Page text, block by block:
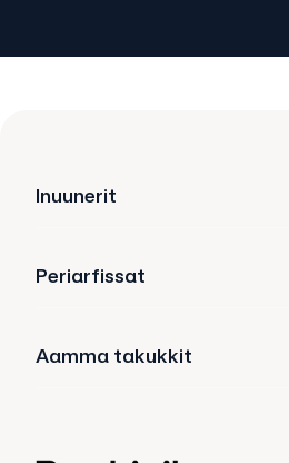
Inuunerit
Periarfissat
Aamma takukkit